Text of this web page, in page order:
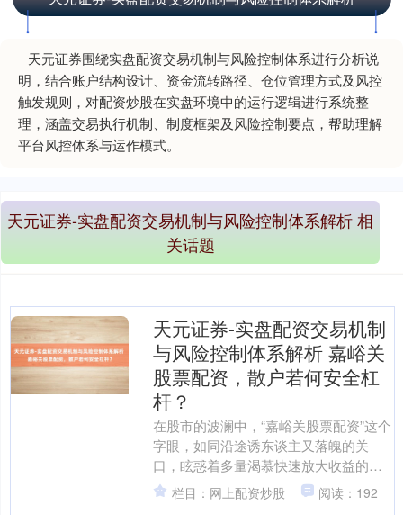
天元证券围绕实盘配资交易机制与风险控制体系进行分析说
明，结合账户结构设计、资金流转路径、仓位管理方式及风控
触发规则，对配资炒股在实盘环境中的运行逻辑进行系统整
理，涵盖交易执行机制、制度框架及风险控制要点，帮助理解
平台风控体系与运作模式。
天元证券-实盘配资交易机制与风险控制体系解析 相
关话题
天元证券-实盘配资交易机制
与风险控制体系解析 嘉峪关
股票配资，散户若何安全杠
杆？
在股市的波澜中，“嘉峪关股票配资”这个
字眼，如同沿途诱东谈主又落魄的关
口，眩惑着多量渴慕快速放大收益的散
户投资者。它仿佛陈腐关城外的捷径，
同意让东谈主更快抵达金....
栏目：网上配资炒股 阅读：192